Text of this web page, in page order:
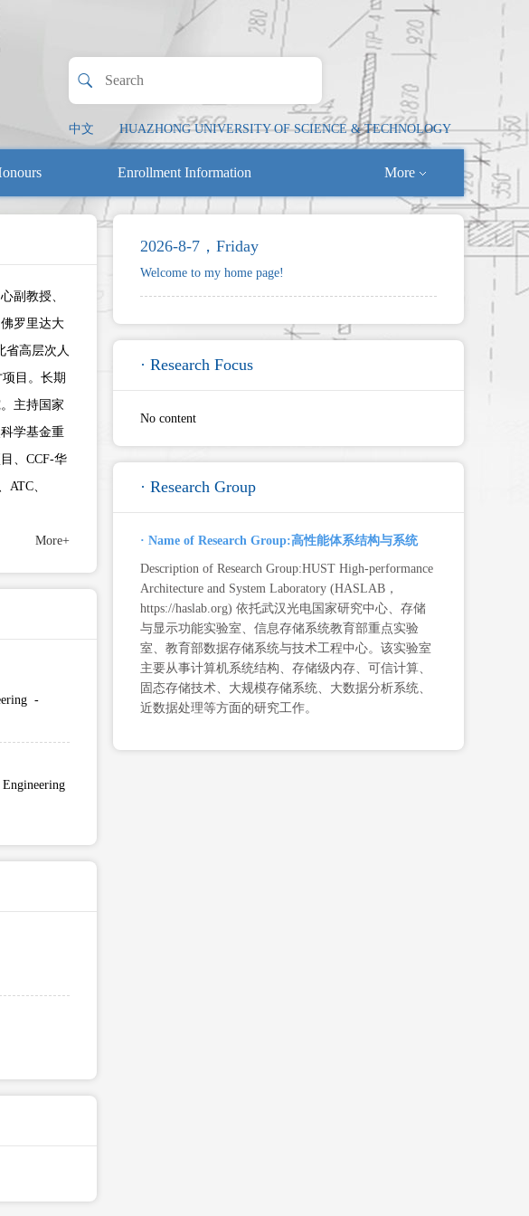
中文 HUAZHONG UNIVERSITY OF SCIENCE & TECHNOLOGY
Enrollment Information More
副教授、
罗里达大
省高层次人
目。长期
主持国家
学基金重
、CCF-华
ATC、
More+
-
2026-8-7，Friday
Welcome to my home page!
· Research Focus
No content
· Research Group
· Name of Research Group:高性能体系结构与系统
Description of Research Group:HUST High-performance
Architecture and System Laboratory (HASLAB，
https://haslab.org) 依托武汉光电国家研究中心、存储
与显示功能实验室、信息存储系统教育部重点实验
室、教育部数据存储系统与技术工程中心。该实验室
主要从事计算机系统结构、存储级内存、可信计算、
固态存储技术、大规模存储系统、大数据分析系统、
近数据处理等方面的研究工作。